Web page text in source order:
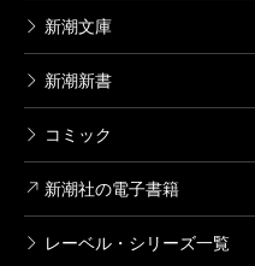
新潮文庫
新潮新書
コミック
新潮社の電子書籍
レーベル・シリーズ一覧